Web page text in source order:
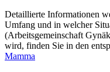
Detaillierte Informationen
Umfang und in welcher
(Arbeitsgemeinschaft
wird, finden Sie in den
Mamma